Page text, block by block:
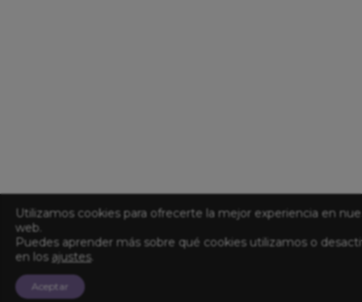
Utilizamos cookies para ofrecerte la mejor experiencia en
web.
Puedes aprender más sobre qué cookies utilizamos o
en los ajustes.
Aceptar